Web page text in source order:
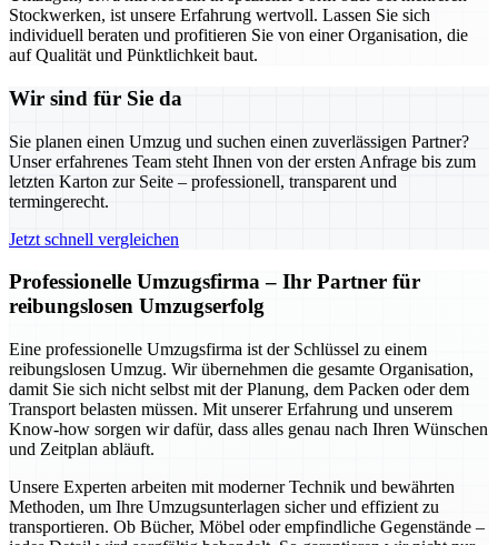
Stockwerken, ist unsere Erfahrung wertvoll. Lassen Sie sich
individuell beraten und profitieren Sie von einer Organisation, die
auf Qualität und Pünktlichkeit baut.
Wir sind für Sie da
Sie planen einen Umzug und suchen einen zuverlässigen Partner?
Unser erfahrenes Team steht Ihnen von der ersten Anfrage bis zum
letzten Karton zur Seite – professionell, transparent und
termingerecht.
Jetzt schnell vergleichen
Professionelle Umzugsfirma – Ihr Partner für
reibungslosen Umzugserfolg
Eine professionelle Umzugsfirma ist der Schlüssel zu einem
reibungslosen Umzug. Wir übernehmen die gesamte Organisation,
damit Sie sich nicht selbst mit der Planung, dem Packen oder dem
Transport belasten müssen. Mit unserer Erfahrung und unserem
Know-how sorgen wir dafür, dass alles genau nach Ihren Wünschen
und Zeitplan abläuft.
Unsere Experten arbeiten mit moderner Technik und bewährten
Methoden, um Ihre Umzugsunterlagen sicher und effizient zu
transportieren. Ob Bücher, Möbel oder empfindliche Gegenstände –